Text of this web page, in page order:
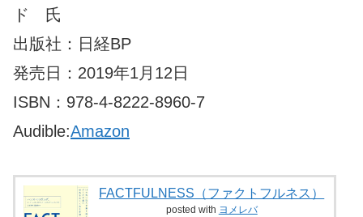
ド 氏
出版社：日経BP
発売日：2019年1月12日
ISBN：978-4-8222-8960-7
Audible:Amazon
FACTFULNESS（ファクトフルネス）
posted with ヨメレバ